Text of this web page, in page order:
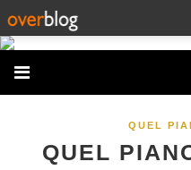
QUEL
QUEL